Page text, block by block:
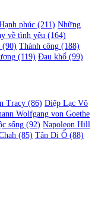
phúc (211) Những
về tình yêu (164)
(90) Thành công (188)
(119) Đau khổ (99)
Tracy (86) Diệp Lạc Vô
Wolfgang von Goethe
sống (92) Napoleon Hill
(85) Tân Di Ổ (88)